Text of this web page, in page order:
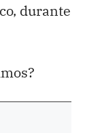
durante